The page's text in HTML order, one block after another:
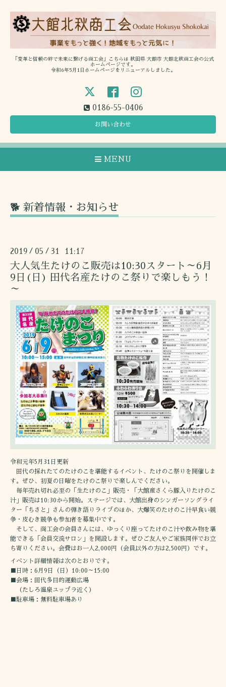
「変革と信頼の絆で未来に繋げる商工会」こちらは 秋田県 大館市 大館北秋商工会の公式
ホームページです。
令和6年5月1日ホームページをリニューアルしました。
0186-55-0406
お問い合わせ
MENU
🐕 新着情報・お知らせ
2019 / 05 / 31 11:17
大人気生たけのこ販売は10:30スタート～6月
9日(日) 田代名産たけのこ祭りで楽しもう！
～
令和元年5月31日更新
田代の採れたてのたけのこを堪能するイベント、たけのこ祭りを開催しま
す。ぜひ、初夏の日曜をたけのこ祭りで楽しんでください。
毎年売れ切れ必至の「生たけのこ」販売・「大館産さくら豚入りたけのこ
汁」販売は10:30から開始。ステージでは、大館出身のシンガーソングライ
ター「ちさと」さんの弾き語りライブのほか、大爆笑のたけのこ汁早食い競
争・皮むき競争も参加者を募集中です。
そして、商工会の会員さんには、ゆっくり座ってたけのこ汁や飲み物を堪
能できる「会員交流サロン」を開設します。ぜひご友人やご家族同伴でお立
ち寄りください。会費はお一人2,000円（会員以外の方は2,500円）です。
イベント詳細情報は次のとおりです。
■日時：6月9日（日）10:00～15:00
■会場：田代多目的運動広場
（たしろ温泉ユップラ近く）
■駐車場：無料駐車場あり